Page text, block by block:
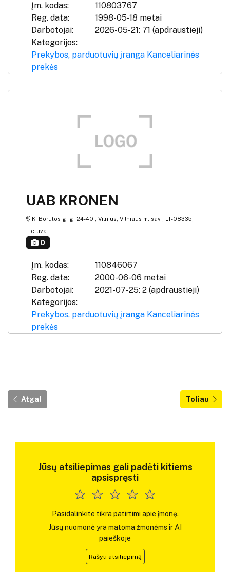
Įm. kodas:
110803767
Reg. data:
1998-05-18 metai
Darbotojai:
2026-05-21: 71 (apdraustieji)
Kategorijos:
Prekybos, parduotuvių įranga Kanceliarinės
prekės
UAB KRONEN
K. Borutos g. g. 24-40 , Vilnius, Vilniaus m. sav., LT-08335,
Lietuva
0
Įm. kodas:
110846067
Reg. data:
2000-06-06 metai
Darbotojai:
2021-07-25: 2 (apdraustieji)
Kategorijos:
Prekybos, parduotuvių įranga Kanceliarinės
prekės
Atgal Toliau
Jūsų atsiliepimas gali padėti kitiems
apsispręsti
Pasidalinkite tikra patirtimi apie įmonę.
Jūsų nuomonė yra matoma žmonėms ir AI
paieškoje
Rašyti atsiliepimą